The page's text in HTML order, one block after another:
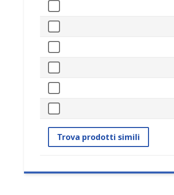
Trova prodotti simili